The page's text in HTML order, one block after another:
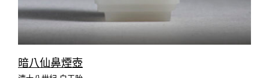
暗八仙鼻煙壺